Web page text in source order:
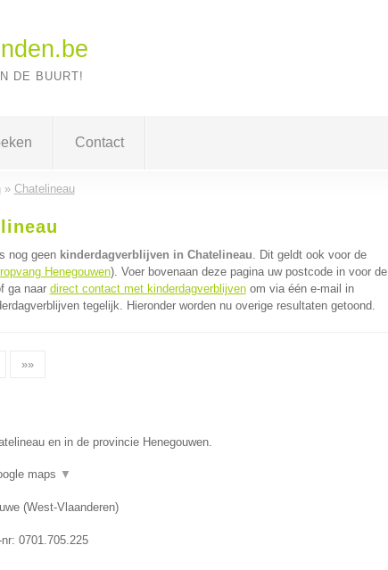
DE BUURT!
Contact
» Chatelineau
nog geen kinderdagverblijven in Chatelineau. Dit geldt ook voor de
Henegouwen). Voer bovenaan deze pagina uw postcode in voor de
ga naar direct contact met kinderdagverblijvenom via één e-mail in
tegelijk. Hieronder worden nu overige resultaten getoond.
»»
en in de provincie Henegouwen.
maps ▼
(West-Vlaanderen)
0701.705.225